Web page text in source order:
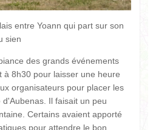
entre Yoann qui part sur son
sien
des grands événements
à 8h30 pour laisser une heure
organisateurs pour placer les
Il faisait un peu
Certains avaient apporté
pour attendre le bon